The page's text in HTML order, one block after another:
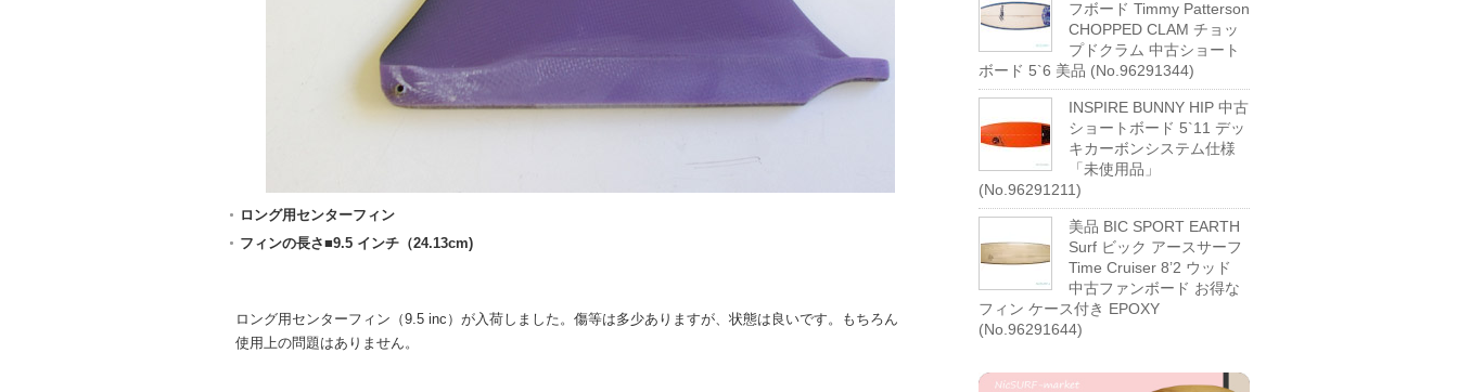
ロング用センターフィン
フィンの長さ■9.5 インチ（24.13cm)
ロング用センターフィン（9.5 inc）が入荷しました。傷等は多少ありますが、状態は良いです。もちろん
使用上の問題はありません。
フボード Timmy Patterson
CHOPPED CLAM チョッ
プドクラム 中古ショート
ボード 5`6 美品 (No.96291344)
INSPIRE BUNNY HIP 中古
ショートボード 5`11 デッ
キカーボンシステム仕様
「未使用品」
(No.96291211)
美品 BIC SPORT EARTH
Surf ビック アースサーフ
Time Cruiser 8’2 ウッド
中古ファンボード お得な
フィン ケース付き EPOXY
(No.96291644)